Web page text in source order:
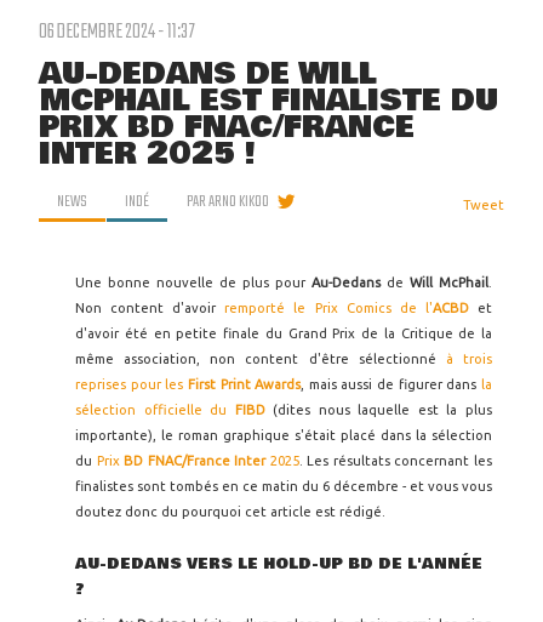
06 DECEMBRE 2024 - 11:37
AU-DEDANS DE WILL
MCPHAIL EST FINALISTE DU
PRIX BD FNAC/FRANCE
INTER 2025 !
NEWS INDÉ PARARNO KIKOO Tweet
Une bonne nouvelle de plus pour Au-Dedans de Will McPhail
Non content d'avoirremporté le Prix Comics de l'ACBDet
d'avoir été en petite finale du Grand Prix de la Critique de la
même association, non content d'être sélectionné à trois
reprises pour les First Print Awards, mais aussi de figurer dans la
sélection officielle du
FIBD(dites nous laquelle est la plus
importante), le roman graphique s'était placé dans la sélection
du PrixBD FNAC/France Inter 2025. Les résultats concernant les
finalistes sont tombés en ce matin du 6 décembre - et vous vous
doutez donc du pourquoi cet article est rédigé.
AU-DEDANS VERS LE HOLD-UP BD DE L'ANNÉE
?